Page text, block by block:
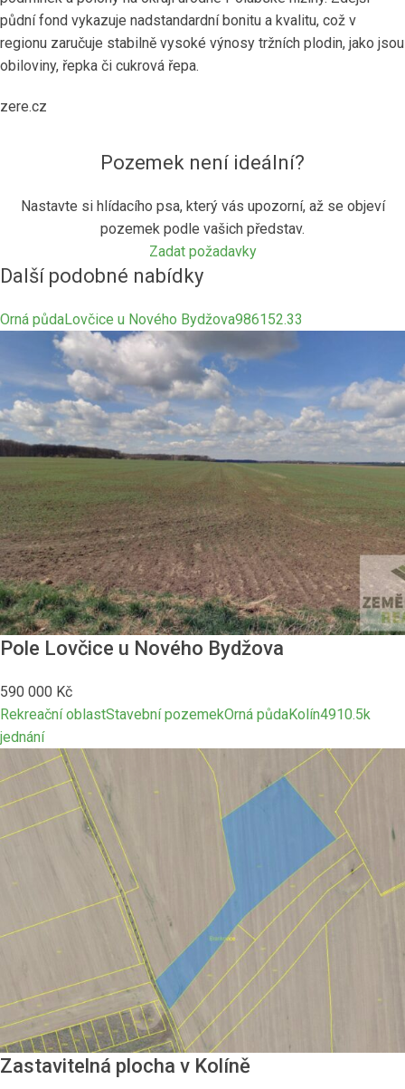
půdní fond vykazuje nadstandardní bonitu a kvalitu, což v
regionu zaručuje stabilně vysoké výnosy tržních plodin, jako jsou
obiloviny, řepka či cukrová řepa.
zere.cz
Pozemek není ideální?
Nastavte si hlídacího psa, který vás upozorní, až se objeví
pozemek podle vašich představ.
Zadat požadavky
Další podobné nabídky
Orná půdaLovčice u Nového Bydžova9861 52.33
Pole Lovčice u Nového Bydžova
590 000 Kč
Rekreační oblastStavební pozemekOrná půdaKolín4910.5k
jednání
Zastavitelná plocha v Kolíně